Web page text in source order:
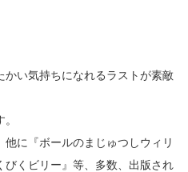
かい気持ちになれるラストが素敵
に『ボールのまじゅつしウィリ
びくビリー』等、多数、出版され